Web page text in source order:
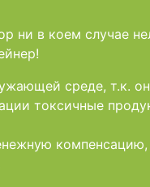
ни в коем случае
среде, т.к.
токсичные
компенсацию,